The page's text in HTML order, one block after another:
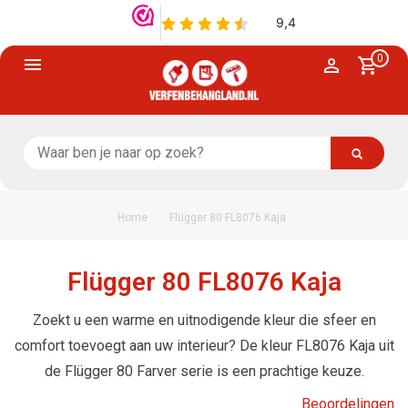
0
Home Flügger 80 FL8076 Kaja
Flügger 80 FL8076 Kaja
Zoekt u een warme en uitnodigende kleur die sfeer en
comfort toevoegt aan uw interieur? De kleur FL8076 Kaja uit
de Flügger 80 Farver serie is een prachtige keuze.
Beoordelingen